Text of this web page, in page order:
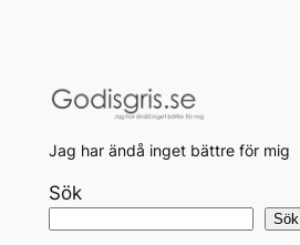
Jag har ändå inget bättre för mig
Sök
Sök